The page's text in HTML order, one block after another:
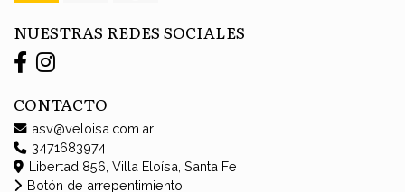
NUESTRAS REDES SOCIALES
CONTACTO
asv@veloisa.com.ar
3471683974
Libertad 856, Villa Eloísa, Santa Fe
Botón de arrepentimiento